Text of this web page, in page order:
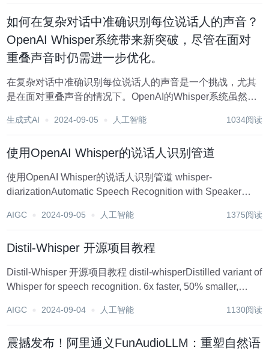
如何在复杂对话中准确识别每位说话人的声音？
OpenAI Whisper系统带来新突破，尽管在面对
重叠声音时仍需进一步优化。
在复杂对话中准确识别每位说话人的声音是一个挑战，尤其
是在面对重叠声音的情况下。OpenAI的Whisper系统虽然在
声音时仍需进一步优化。 Whisper系统通过利用大规模预训
生成式AI 2024-09-05 人工智能 1034阅读
使用OpenAI Whisper的说话人识别管道
使用OpenAI Whisper的说话人识别管道 whisper-
diarizationAutomatic Speech Recognition with Speaker
AIGC 2024-09-05 人工智能 1375阅读
Distil-Whisper 开源项目教程
Distil-Whisper 开源项目教程 distil-whisperDistilled variant of
Whisper for speech recognition. 6x faster, 50% smaller,
AIGC 2024-09-04 人工智能 1130阅读
震撼发布！阿里通义FunAudioLLM：重塑自然语